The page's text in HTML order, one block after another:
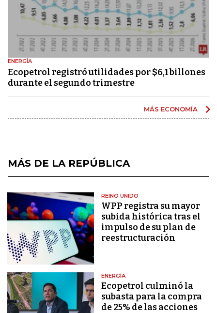
ENERGÍA
Ecopetrol registró utilidades por $6,1 billones
durante el segundo trimestre
MÁS ECONOMÍA
MÁS DE LA REPÚBLICA
REINO UNIDO
WPP registra su mayor
subida histórica tras el
impulso de su plan de
reestructuración
ENERGÍA
Ecopetrol culminó la
subasta para la compra
de 25% de las acciones